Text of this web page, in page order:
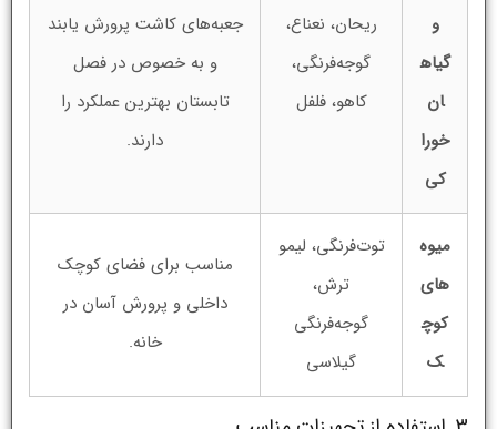
و
گیاه
ان
خورا
کی
ریحان، نعناع،
گوجه‌فرنگی،
کاهو، فلفل
جعبه‌های کاشت پرورش یابند
و به خصوص در فصل
تابستان بهترین عملکرد را
دارند.
میوه‌
های
کوچ
ک
توت‌فرنگی، لیمو
ترش،
گوجه‌فرنگی
گیلاسی
مناسب برای فضای کوچک
داخلی و پرورش آسان در
خانه.